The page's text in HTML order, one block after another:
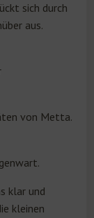
sich durch
aus.
von Metta.
klar und
kleinen